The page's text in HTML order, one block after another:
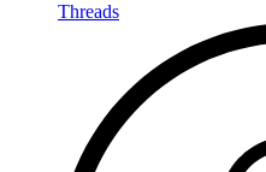
Threads